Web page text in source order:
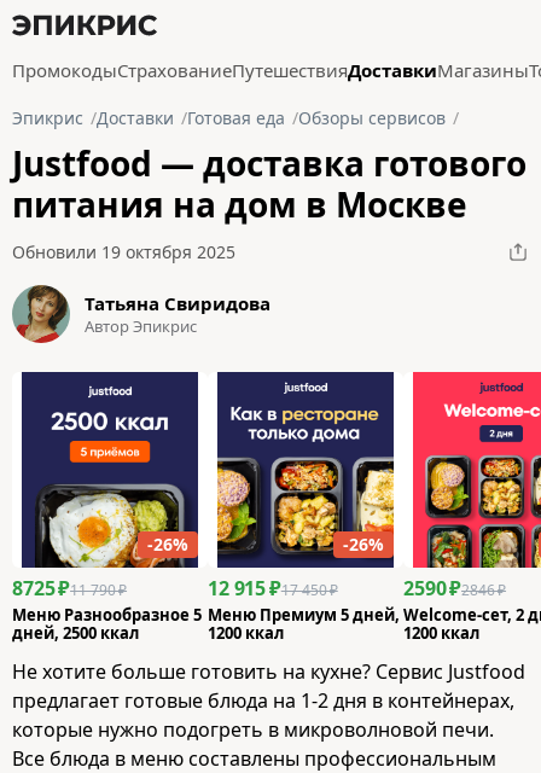
ПромокодыСтрахованиеПутешествияДоставкиМагазины
Эпикрис Доставки Готовая еда Обзоры сервисов
Justfood — доставка готового
питания на дом в Москве
Обновили 19 октября 2025
Татьяна Свиридова
Автор Эпикрис
-26%
8725 ₽11 790 ₽
Меню Разнообразное 5
дней, 2500 ккал
-26%
12 915 ₽17 450 ₽
Меню Премиум 5 дней,
1200 ккал
2590 ₽2846 ₽
Welcome-сет, 2
1200 ккал
Не хотите больше готовить на кухне? Сервис Justfood
предлагает готовые блюда на 1-2 дня в контейнерах,
которые нужно подогреть в микроволновой печи.
Все блюда в меню составлены профессиональным